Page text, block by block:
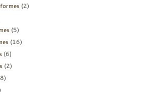
(2)
(5)
(16)
(6)
(2)